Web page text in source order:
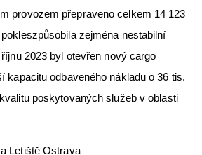
provozem přepraveno celkem 14 123
zejména nestabilní
2023 byl otevřen nový cargo
kapacitu odbaveného nákladu o 36 tis.
poskytovaných služeb v oblasti
Letiště Ostrava